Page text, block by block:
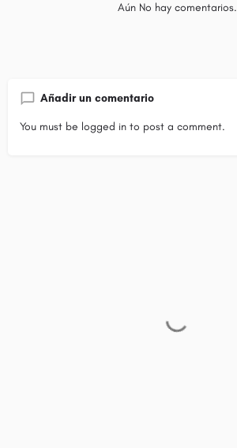
Aún No hay comentarios.
Añadir un comentario
You must be logged in to post a comment.